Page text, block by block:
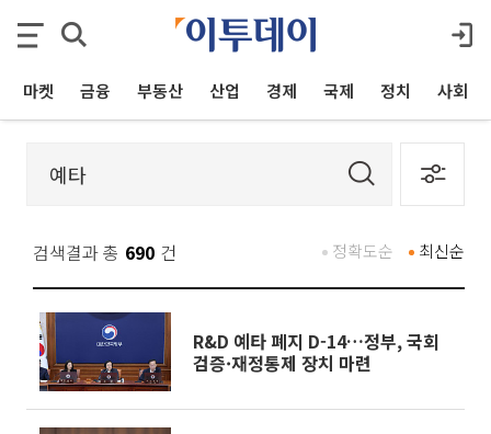
마켓 금융 부동산 산업 경제 국제 정치 사회
검색결과 총 690 건 최신순
정확도순
R&D 예타 폐지 D-14…정부, 국회
검증·재정통제 장치 마련